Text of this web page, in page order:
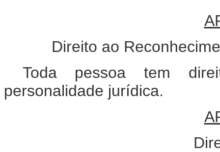
Direito ao
Toda pessoa tem
personalidade jurídica.